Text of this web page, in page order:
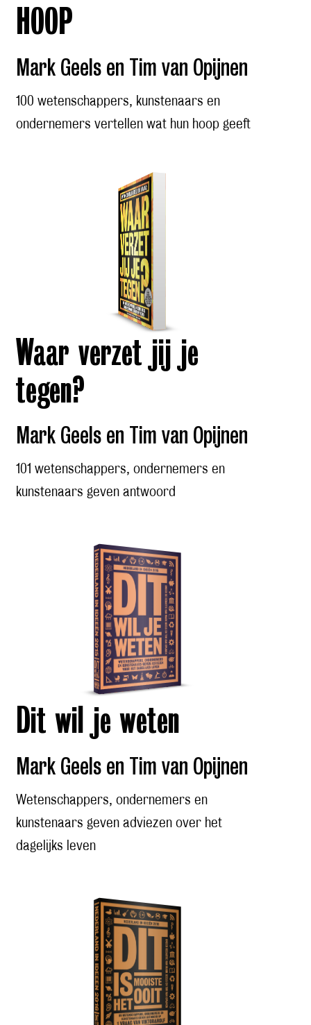
HOOP
Mark Geels en Tim van Opijnen
100 wetenschappers, kunstenaars en
ondernemers vertellen wat hun hoop geeft
Waar verzet jij je
tegen?
Mark Geels en Tim van Opijnen
101 wetenschappers, ondernemers en
kunstenaars geven antwoord
Dit wil je weten
Mark Geels en Tim van Opijnen
Wetenschappers, ondernemers en
kunstenaars geven adviezen over het
dagelijks leven